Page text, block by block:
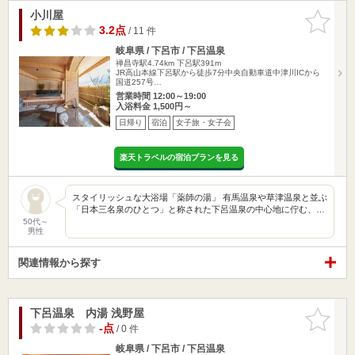
お気に入
りに追加
小川屋
3.2点/ 11 件
岐阜県 / 下呂市 / 下呂温泉
禅昌寺駅4.74km 下呂駅391m
JR高山本線下呂駅から徒歩7分中央自動車道中津川ICから
国道257号…
営業時間 12:00～19:00
入浴料金 1,500円～
日帰り 宿泊 女子旅・女子会
楽天トラベルの宿泊プランを見る
50代～
男性
スタイリッシュな大浴場「薬師の湯」 有馬温泉や草津温泉と並ぶ
「日本三名泉のひとつ」と称された下呂温泉の中心地に佇む、…
関連情報から探す
お気に入
りに追加
下呂温泉 内湯 浅野屋
-点/ 0 件
岐阜県 / 下呂市 / 下呂温泉